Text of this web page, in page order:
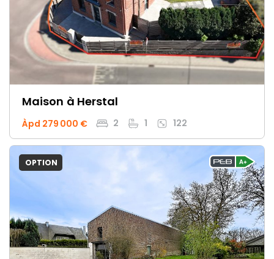
Maison à Herstal
Àpd 279 000 € 2 1 122
OPTION